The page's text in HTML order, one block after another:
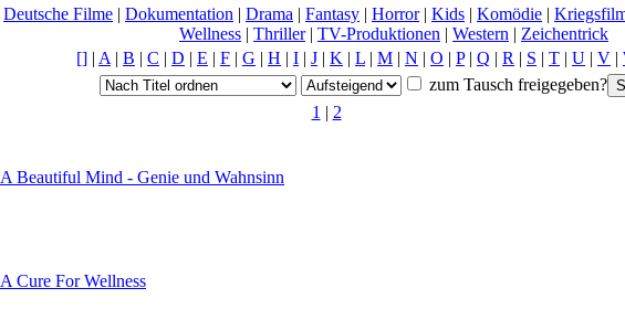
Deutsche Filme | Dokumentation | Drama | Fantasy | Horror| Kids | Komödie |
Wellness | Thriller| TV-Produktionen | Western | Zeichentrick
[] | A | B | C | D | E | F | G | H | I | J | K | L | M | N | O | P| Q | R | S | T | U | V |
zum Tausch freigegeben?
1 | 2
A Beautiful Mind - Genie und Wahnsinn
A Cure For Wellness